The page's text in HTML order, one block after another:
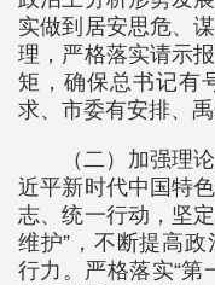
实做到居安思危、
理，严格落实请示
矩，确保总书记有
求、市委有安排、禹
（二）加强理
近平新时代中国特
志、统一行动，坚
维护”，不断提高
行力。严格落实“第